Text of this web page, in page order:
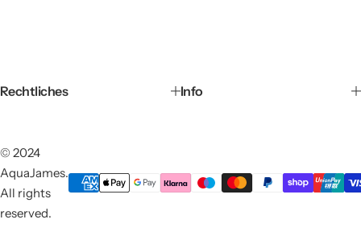
Rechtliches Info
© 2024
AquaJames.
All rights
reserved.